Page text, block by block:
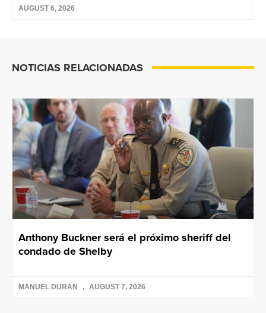
AUGUST 6, 2026
NOTICIAS RELACIONADAS
Anthony Buckner será el próximo sheriff del
condado de Shelby
MANUEL DURAN AUGUST 7, 2026